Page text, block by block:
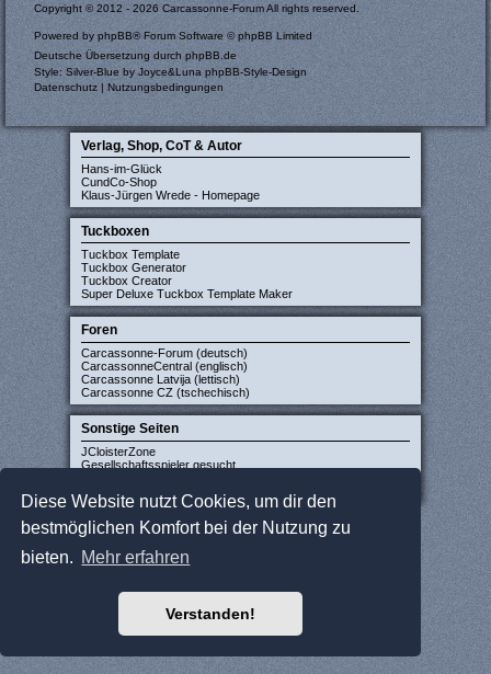
Diese Website nutzt Cookies, um dir den
bestmöglichen Komfort bei der Nutzung zu
bieten. Mehr erfahren
Verstanden!
Copyright © 2012 - 2026 Carcassonne-Forum All rights reserved.
Powered by phpBB® Forum Software © phpBB Limited
Deutsche Übersetzung durch phpBB.de
Style: Silver-Blue by Joyce&LunaphpBB-Style-Design
Datenschutz | Nutzungsbedingungen
Verlag, Shop, CoT & Autor
Hans-im-Glück
CundCo-Shop
Klaus-Jürgen Wrede - Homepage
Tuckboxen
Tuckbox Template
Tuckbox Generator
Tuckbox Creator
Super Deluxe Tuckbox Template Maker
Foren
Carcassonne-Forum (deutsch)
CarcassonneCentral (englisch)
Carcassonne Latvija (lettisch)
Carcassonne CZ (tschechisch)
Sonstige Seiten
JCloisterZone
Gesellschaftsspieler gesucht